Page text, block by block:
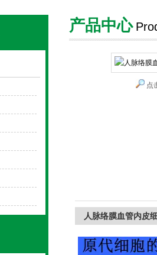
产品中心
点
人脉络膜血管内皮